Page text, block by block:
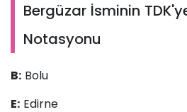
Bergüzar İsminin
Notasyonu
B: Bolu
E: Edirne